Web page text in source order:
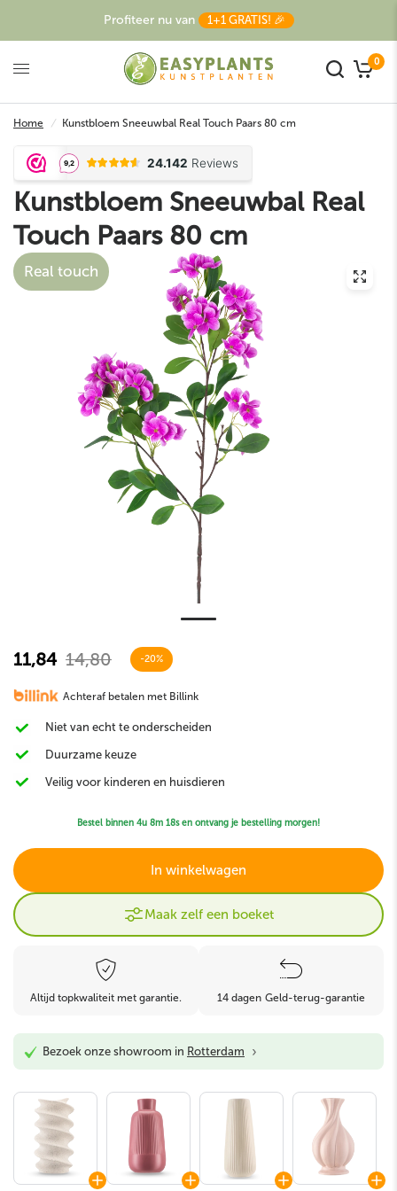
Profiteer nu van 1+1 GRATIS! 🎉
0
Home / Kunstbloem Sneeuwbal Real Touch Paars 80 cm
Kunstbloem Sneeuwbal Real
Touch Paars 80 cm
Real touch
11,84 14,80 -20%
Achteraf betalen met Billink
Niet van echt te onderscheiden
Duurzame keuze
Veilig voor kinderen en huisdieren
Bestel binnen 4u 8m 16sen ontvang je bestelling morgen!
In winkelwagen
Maak zelf een boeket
Altijd topkwaliteit met garantie. 14 dagen Geld-terug-garantie
Bezoek onze showroom in Rotterdam ›